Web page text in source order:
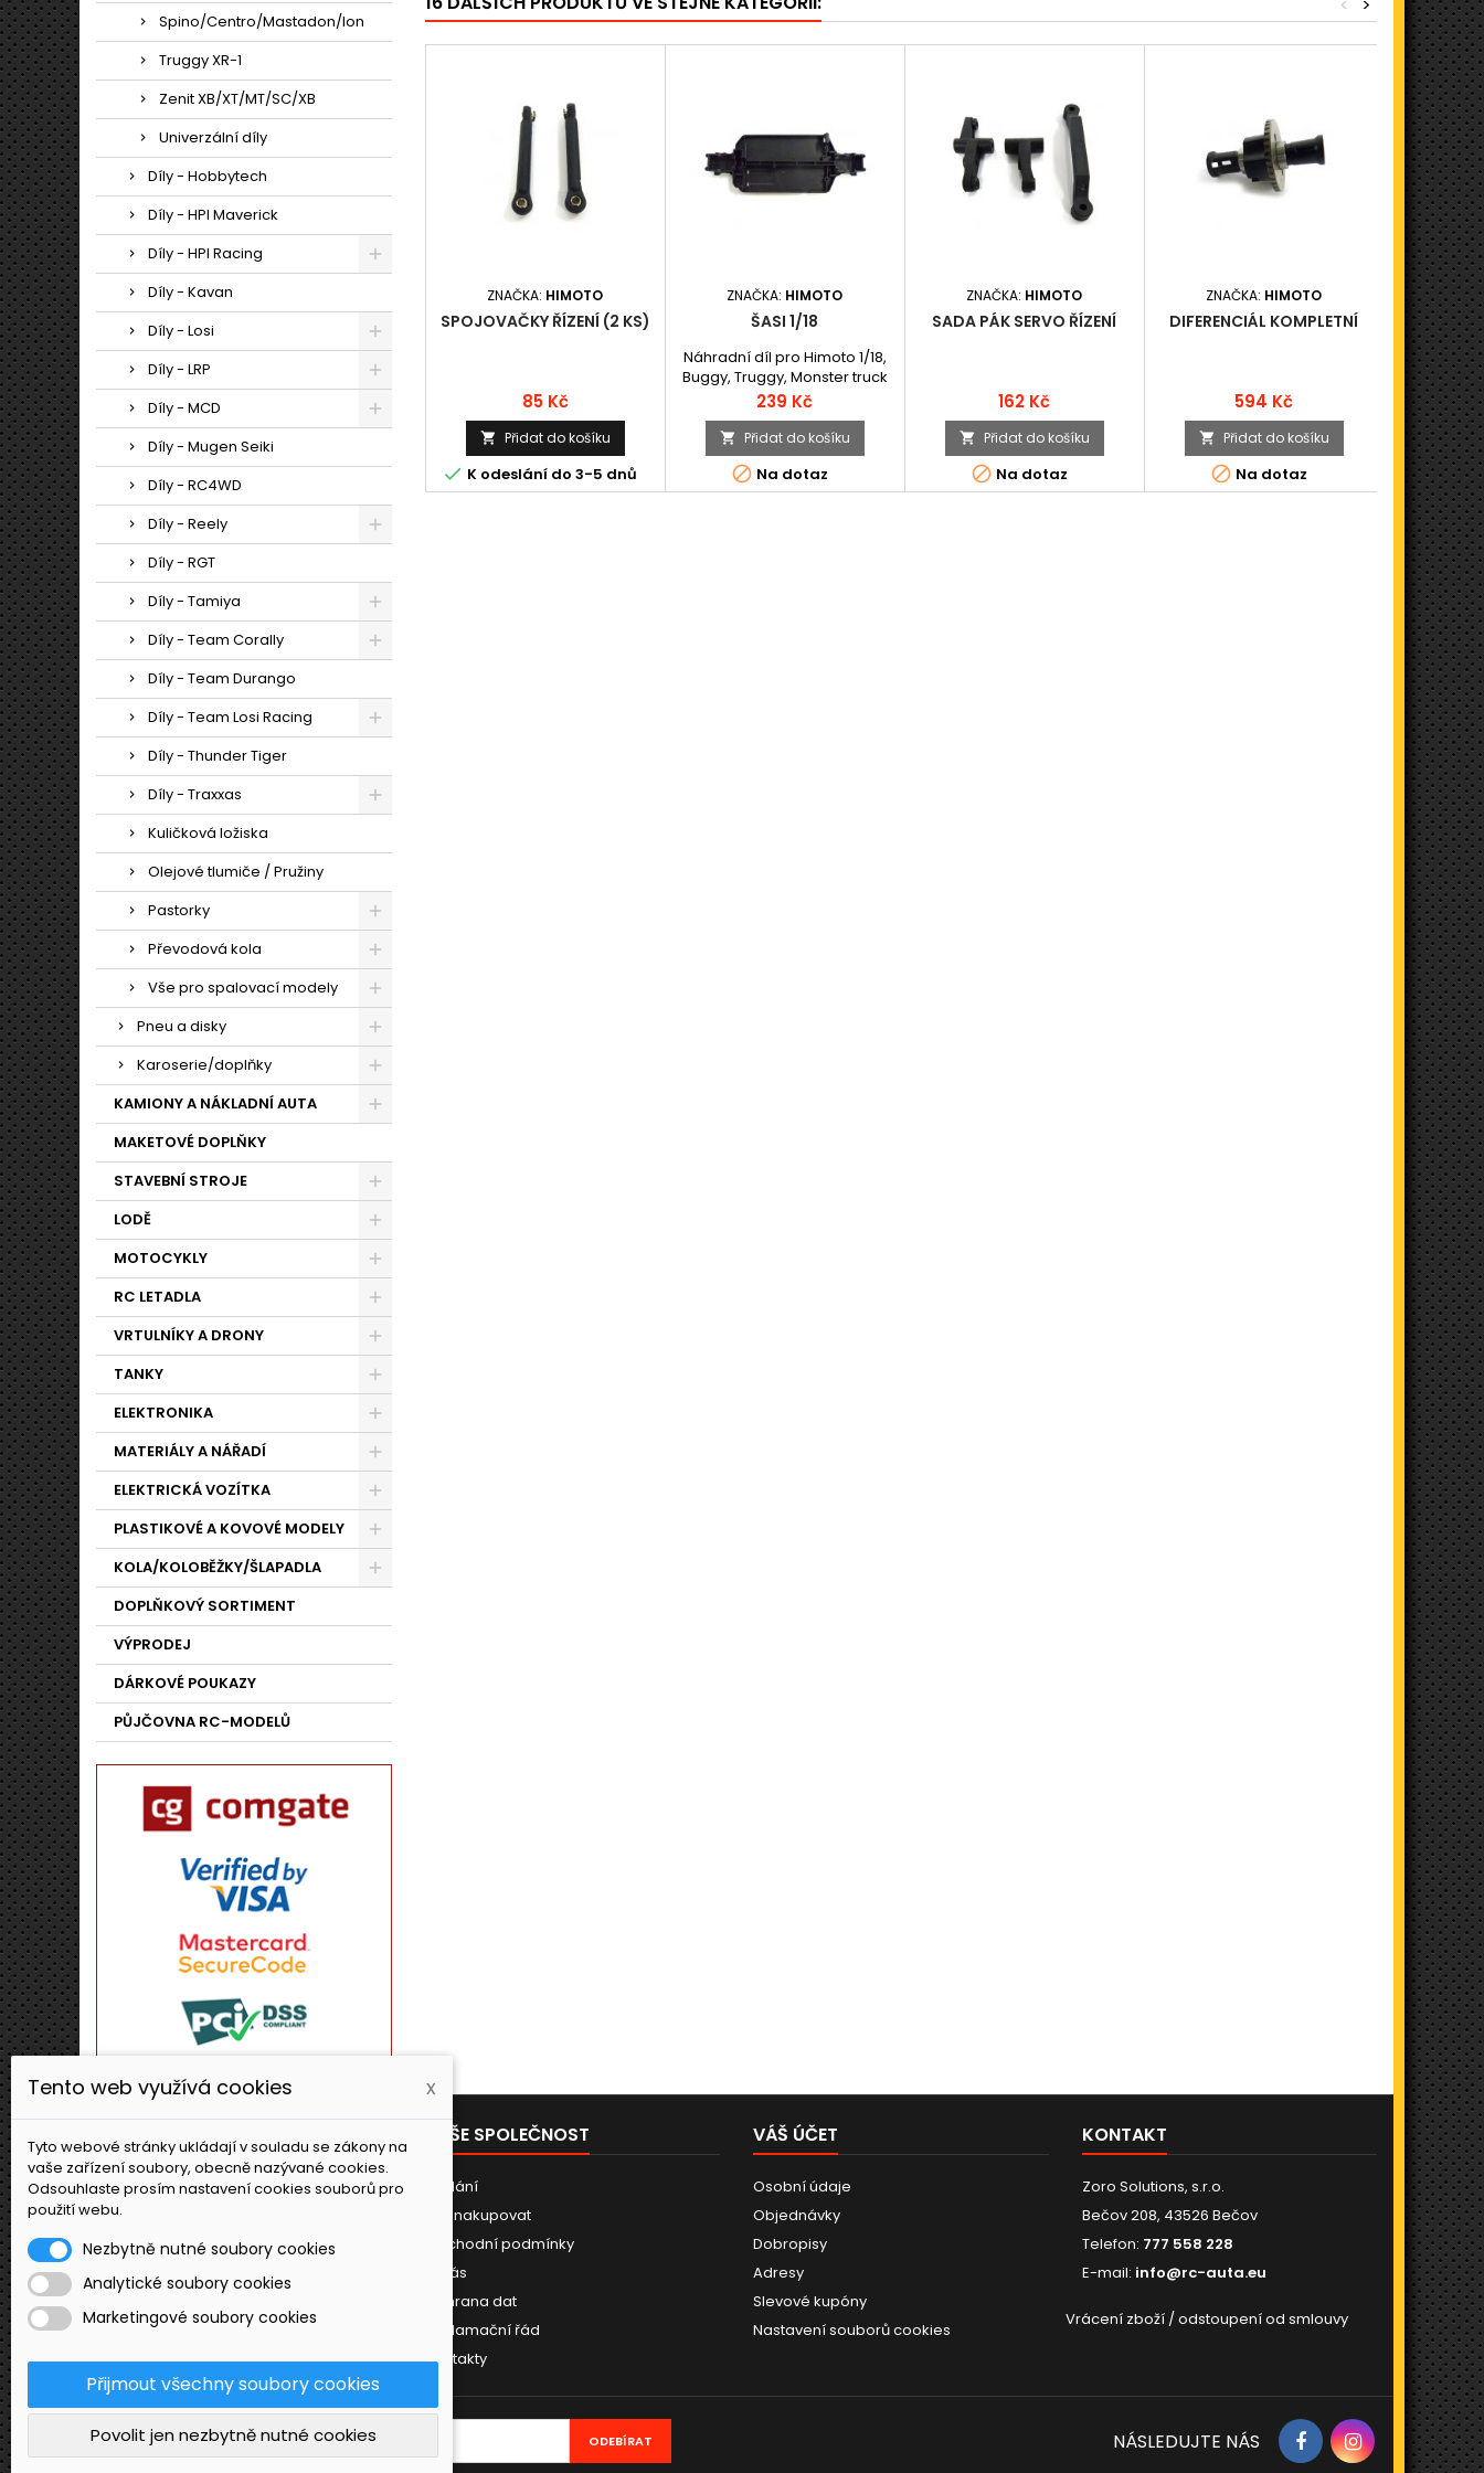
Spino/Centro/Mastadon/Ion
Truggy XR-1
Zenit XB/XT/MT/SC/XB
Univerzální díly
Díly - Hobbytech
Díly - HPI Maverick
Díly - HPI Racing
Díly - Kavan
Díly - Losi
Díly - LRP
Díly - MCD
Díly - Mugen Seiki
Díly - RC4WD
Díly - Reely
Díly - RGT
Díly - Tamiya
Díly - Team Corally
Díly - Team Durango
Díly - Team Losi Racing
Díly - Thunder Tiger
Díly - Traxxas
Kuličková ložiska
Olejové tlumiče / Pružiny
Pastorky
Převodová kola
Vše pro spalovací modely
Pneu a disky
Karoserie/doplňky
KAMIONY A NÁKLADNÍ AUTA
MAKETOVÉ DOPLŇKY
STAVEBNÍ STROJE
LODĚ
MOTOCYKLY
RC LETADLA
VRTULNÍKY A DRONY
TANKY
ELEKTRONIKA
MATERIÁLY A NÁŘADÍ
ELEKTRICKÁ VOZÍTKA
PLASTIKOVÉ A KOVOVÉ MODELY
KOLA/KOLOBĚŽKY/ŠLAPADLA
DOPLŇKOVÝ SORTIMENT
VÝPRODEJ
DÁRKOVÉ POUKAZY
PŮJČOVNA RC-MODELŮ
>
<
ZNAČKA: HIMOTO
SPOJOVAČKY ŘÍZENÍ (2 KS)
Cena
85 Kč
 Přidat do košíku
 K odeslání do 3-5 dnů
ZNAČKA: HIMOTO
ŠASI 1/18
Náhradní díl pro Himoto 1/18,
Buggy, Truggy, Monster truck
Cena
239 Kč
 Přidat do košíku
 Na dotaz
ZNAČKA: HIMOTO
SADA PÁK SERVO ŘÍZENÍ
Cena
162 Kč
 Přidat do košíku
 Na dotaz
ZNAČKA: HIMOTO
DIFERENCIÁL KOMPLETNÍ
Cena
594 Kč
 Přidat do košíku
 Na dotaz
MATICE


PRODUKTY
Novinky
NAŠE SPOLEČNOST
Dodání
Jak nakupovat
Obchodní podmínky
O nás
Ochrana dat
Reklamační řád
Kontakty
VÁŠ ÚČET
Osobní údaje
Objednávky
Dobropisy
Adresy
Slevové kupóny
Nastavení souborů cookies
KONTAKT
Zoro Solutions, s.r.o.
Bečov 208, 43526 Bečov
Telefon: 777 558 228
E-mail: info@rc-auta.eu
Vrácení zboží / odstoupení od smlouvy
ODBĚR NOVINEK NÁSLEDUJTE NÁS
Tento web využívá cookies x
Tyto webové stránky ukládají v souladu se zákony na
vaše zařízení soubory, obecně nazývané cookies.
Odsouhlaste prosím nastavení cookies souborů pro
použití webu.
Nezbytně nutné soubory cookies
Analytické soubory cookies
Marketingové soubory cookies
Přijmout všechny soubory cookies
Povolit jen nezbytně nutné cookies